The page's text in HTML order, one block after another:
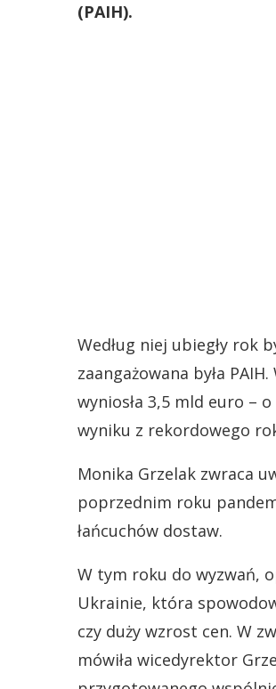
(PAIH).
Według niej ubiegły rok
zaangażowana była
wyniosła 3,5 mld euro –
wyniku z rekordowego
Monika Grzelak zwraca
poprzednim roku
łańcuchów dostaw.
W tym roku do wyzwań,
Ukrainie, która
czy duży wzrost cen. W
mówiła wicedyrektor